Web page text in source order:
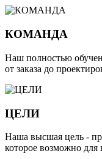
КОМАНДА
Наш полностью
от заказа до
ЦЕЛИ
Наша высшая цель -
которое возможно для